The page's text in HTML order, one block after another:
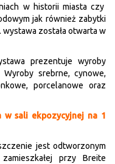
w historii miasta czy
jak również zabytki
została otwarta w
prezentuje wyroby
srebrne, cynowe,
porcelanowe oraz
w sali ekpozycyjnej na 1
jest odtworzonym
przy Breite